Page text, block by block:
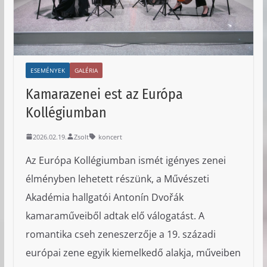
ESEMÉNYEK GALÉRIA
Kamarazenei est az Európa
Kollégiumban
2026.02.19. Zsolt koncert
Az Európa Kollégiumban ismét igényes zenei
élményben lehetett részünk, a Művészeti
Akadémia hallgatói Antonín Dvořák
kamaraműveiből adtak elő válogatást. A
romantika cseh zeneszerzője a 19. századi
európai zene egyik kiemelkedő alakja, műveiben